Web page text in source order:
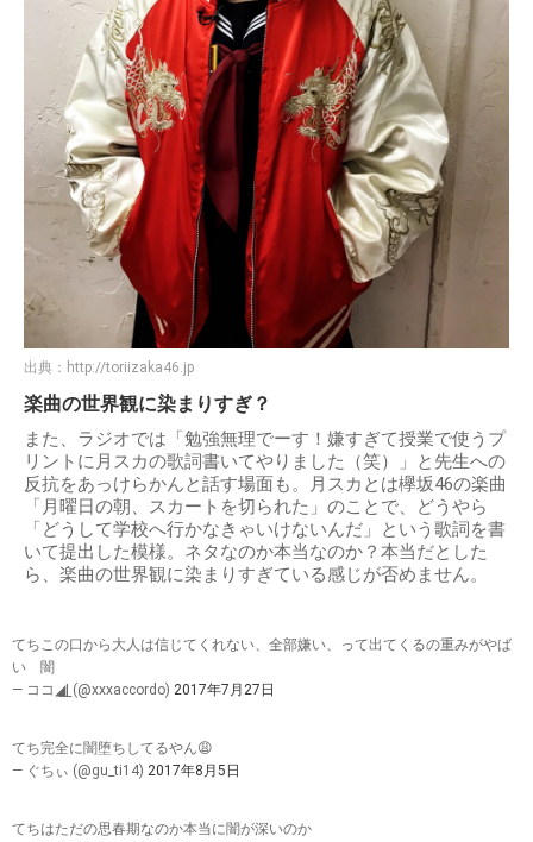
出典： http://toriizaka46.jp
楽曲の世界観に染まりすぎ？
また、ラジオでは「勉強無理でーす！嫌すぎて授業で使うプ
リントに月スカの歌詞書いてやりました（笑）」と先生への
反抗をあっけらかんと話す場面も。月スカとは欅坂46の楽曲
「月曜日の朝、スカートを切られた」のことで、どうやら
「どうして学校へ行かなきゃいけないんだ」という歌詞を書
いて提出した模様。ネタなのか本当なのか？本当だとした
ら、楽曲の世界観に染まりすぎている感じが否めません。
てちこの口から大人は信じてくれない、全部嫌い、って出てくるの重みがやば
い 闇
— ココ◢͟| (@xxxaccordo) 2017年7月27日
てち完全に闇堕ちしてるやん😩
— ぐちぃ (@gu_ti14) 2017年8月5日
てちはただの思春期なのか本当に闇が深いのか